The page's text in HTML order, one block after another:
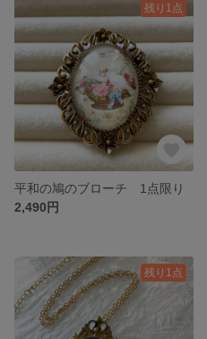
残り1点
平和の鳩のブローチ 1点限り
2,490円
残り1点